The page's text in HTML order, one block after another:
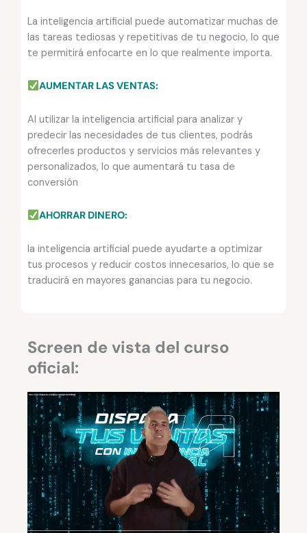
La inteligencia artificial puede automatizar muchas de
las tareas tediosas y repetitivas de tu negocio, lo que
te permitirá enfocarte en lo que realmente importa.
AUMENTAR LAS VENTAS:
Al utilizar la inteligencia artificial para analizar y
predecir las necesidades de tus clientes, podrás
ofrecerles productos y servicios más relevantes y
personalizados, lo que aumentará tu tasa de
conversión
AHORRAR DINERO:
la inteligencia artificial puede ayudarte a optimizar
tus procesos y reducir costos innecesarios, lo que se
traducirá en mayores ganancias para tu negocio.
Screen de vista del curso
oficial: